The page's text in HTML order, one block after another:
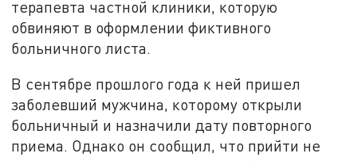
терапевта частной клиники, которую
обвиняют в оформлении фиктивного
больничного листа.
В сентябре прошлого года к ней пришел
заболевший мужчина, которому открыли
больничный и назначили дату повторного
приема. Однако он сообщил, что прийти не